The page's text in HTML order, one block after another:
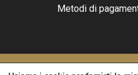
Metodi di